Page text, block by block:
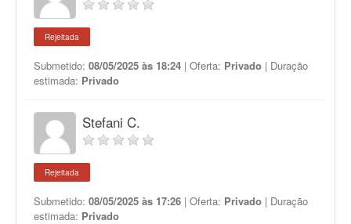
Rejeitada
Submetido: 08/05/2025 às 18:24 | Oferta: Privado | Duração
estimada: Privado
Stefani C.
Rejeitada
Submetido: 08/05/2025 às 17:26 | Oferta: Privado | Duração
estimada: Privado